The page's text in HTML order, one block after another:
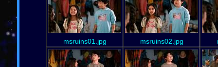
msruins01.jpg msruins02.jpg